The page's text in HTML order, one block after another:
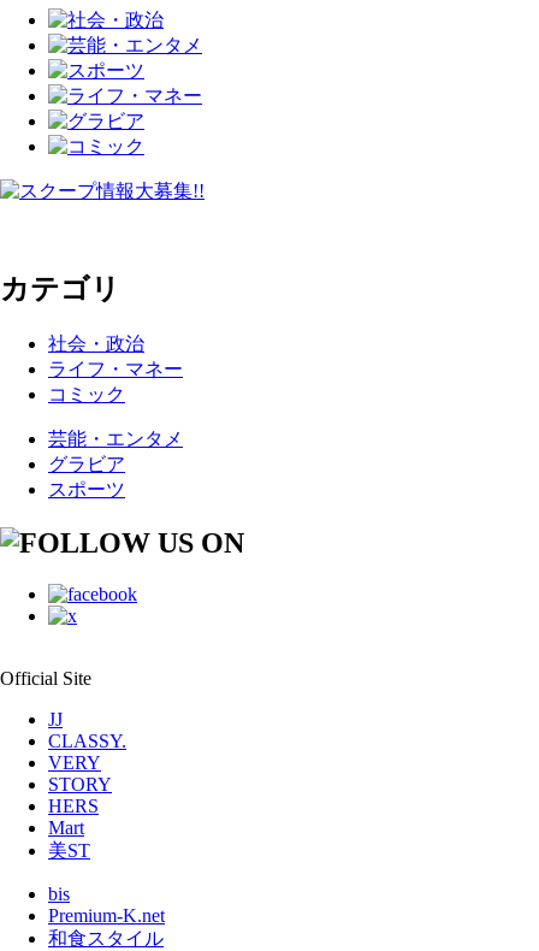
カテゴリ
社会・政治
ライフ・マネー
コミック
芸能・エンタメ
グラビア
スポーツ
Official Site
JJ
CLASSY.
VERY
STORY
HERS
Mart
美ST
bis
Premium-K.net
和食スタイル